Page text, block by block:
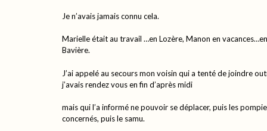
Je n’avais jamais connu cela.
Marielle était au travail …en Lozère, Manon en
Bavière.
J’ai appelé au secours mon voisin qui a tenté de joindre
j’avais rendez vous en fin d’après midi
mais qui l’a informé ne pouvoir se déplacer, puis les
concernés, puis le samu.